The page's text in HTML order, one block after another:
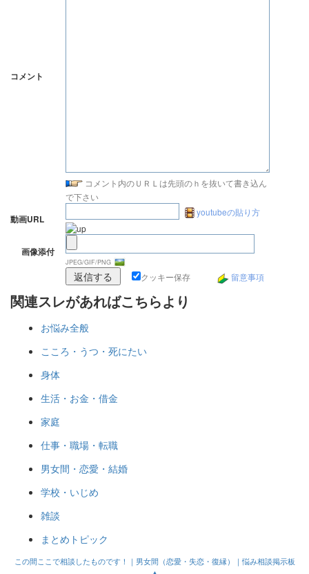
コメント
コメント内のＵＲＬは先頭のｈを抜いて書き込ん
で下さい
動画URL
youtubeの貼り方
画像添付
JPEG/GIF/PNG
クッキー保存 留意事項
関連スレがあればこちらより
お悩み全般
こころ・うつ・死にたい
身体
生活・お金・借金
家庭
仕事・職場・転職
男女間・恋愛・結婚
学校・いじめ
雑談
まとめトピック
この間ここで相談したものです！｜男女間（恋愛・失恋・復縁）｜悩み相談掲示板
▲